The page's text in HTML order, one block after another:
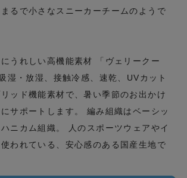
るで小さなスニーカーチームのようで
うれしい高機能素材 「ヴェリークー
湿・放湿、接触冷感、速乾、UVカット
ッド機能素材で、暑い季節のお出かけ
サポートします。 編み組織はベーシッ
ニカム組織。 人のスポーツウェアやイ
われている、安心感のある国産生地で